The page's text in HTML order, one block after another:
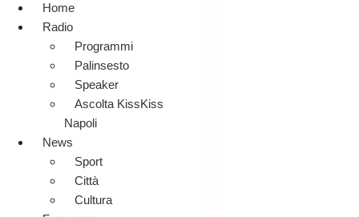
Home
Radio
Programmi
Palinsesto
Speaker
Ascolta KissKiss
Napoli
News
Sport
Città
Cultura